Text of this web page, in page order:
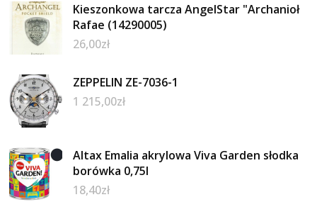
Kieszonkowa tarcza AngelStar "Archanioł
Rafae (14290005)
26,00zł
ZEPPELIN ZE-7036-1
1 215,00zł
Altax Emalia akrylowa Viva Garden słodka
borówka 0,75l
18,40zł